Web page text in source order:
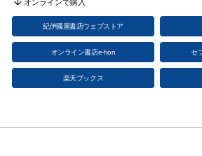
オンラインで購入
紀伊國屋書店ウェブストア
オンライン書店e-hon セ
楽天ブックス